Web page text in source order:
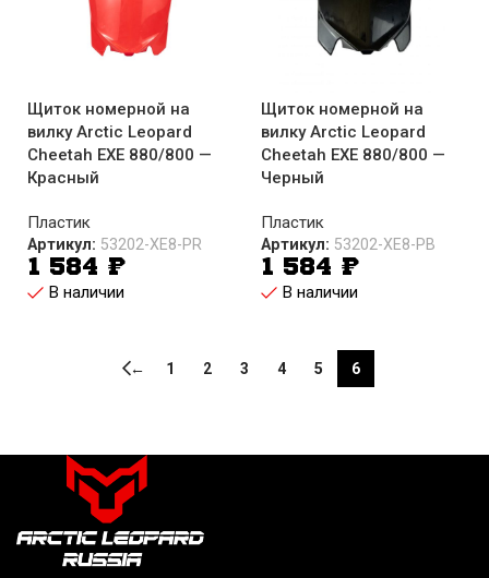
Щиток номерной на
вилку Arctic Leopard
Cheetah EXE 880/800 —
Красный
Пластик
Артикул: 53202-XE8-PR
1 584 ₽
В наличии
Щиток номерной на
вилку Arctic Leopard
Cheetah EXE 880/800 —
Черный
Пластик
Артикул: 53202-XE8-PB
1 584 ₽
В наличии
← 1 2 3 4 5 6